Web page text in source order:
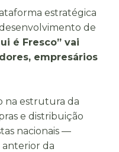
estratégica
de
é Fresco” vai
empresários
na estrutura da
e distribuição
nacionais —
anterior da